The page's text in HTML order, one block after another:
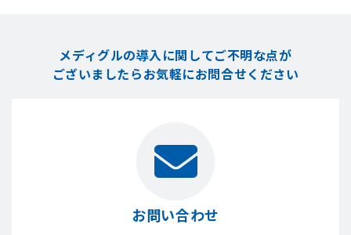
メディグルの導入に関してご不明な点が
ございましたらお気軽にお問合せください
お問い合わせ